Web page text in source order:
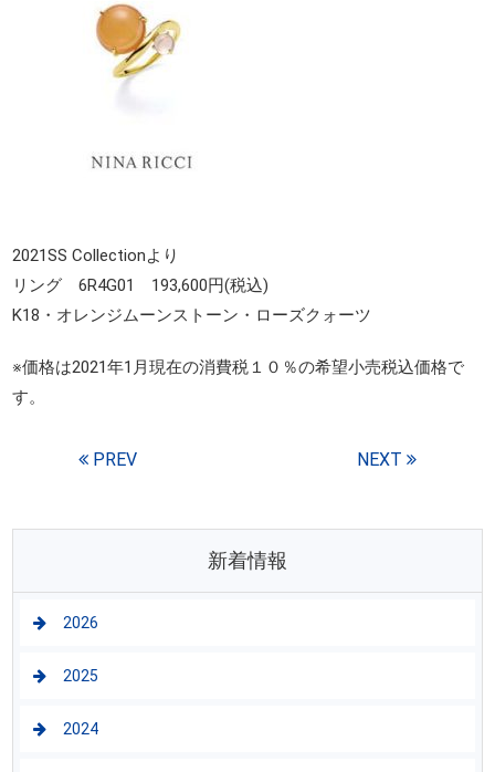
2021SS Collectionより
リング 6R4G01 193,600円(税込)
K18・オレンジムーンストーン・ローズクォーツ
※価格は2021年1月現在の消費税１０％の希望小売税込価格で
す。
PREV NEXT
新着情報
2026
2025
2024